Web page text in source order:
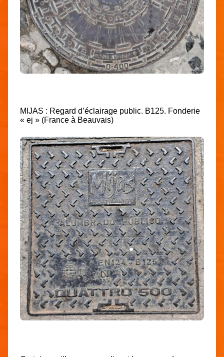
MIJAS : Regard d’éclairage public. B125. Fonderie
« ej » (France à Beauvais)